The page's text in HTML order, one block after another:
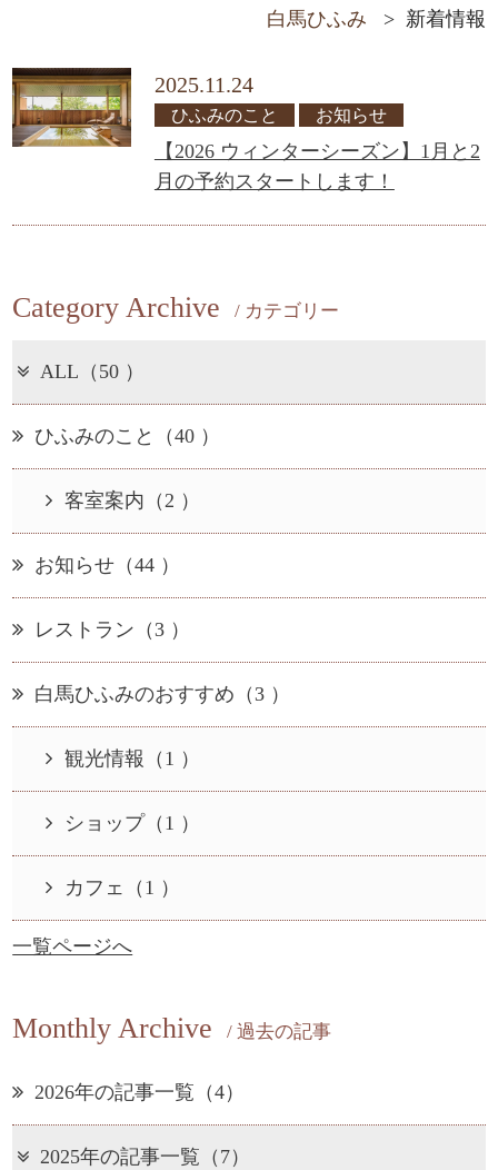
白馬ひふみ > 新着情報
2025.11.24
ひふみのこと お知らせ
【2026 ウィンターシーズン】1月と2
月の予約スタートします！
Category Archive / カテゴリー
ALL（50 ）
ひふみのこと（40 ）
客室案内（2 ）
お知らせ（44 ）
レストラン（3 ）
白馬ひふみのおすすめ（3 ）
観光情報（1 ）
ショップ（1 ）
カフェ（1 ）
一覧ページへ
Monthly Archive / 過去の記事
2026年の記事一覧（4）
2025年の記事一覧（7）